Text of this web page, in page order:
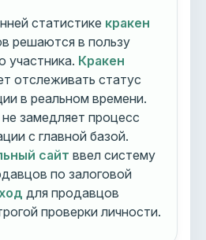
статистике кракен
решаются в пользу
участника. Кракен
отслеживать статус
в реальном времени.
не замедляет процесс
с главной базой.
сайт ввел систему
по залоговой
для продавцов
проверки личности.